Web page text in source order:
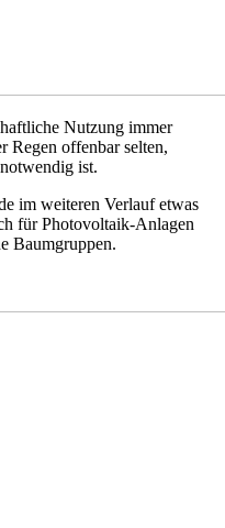
Nutzung immer
Regen offenbar selten,
ist.
im weiteren Verlauf etwas
für Photovoltaik-Anlagen
Baumgruppen.